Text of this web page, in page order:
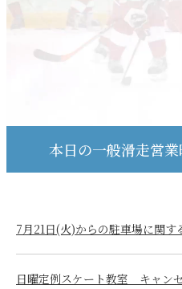
本日の一般滑走営
7月21日(火)からの駐車場に関す
日曜定例スケート教室 キャン